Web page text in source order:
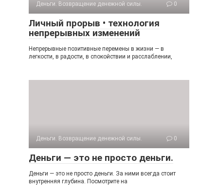
Деньги. Возвращение денежной силы. 0
Личный прорыв • технология
непрерывных изменений
Непрерывные позитивные перемены в жизни — в
легкости, в радости, в спокойствии и расслаблении,
Деньги. Возвращение денежной силы. 0
Деньги — это не просто деньги.
Деньги — это не просто деньги. За ними всегда стоит
внутренняя глубина. Посмотрите на